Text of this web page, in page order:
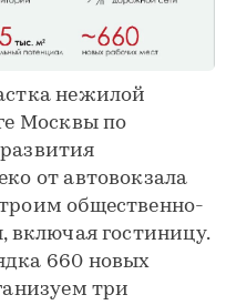
нежилой
Москвы по
от автовокзала
общественно-
включая гостиницу.
660 новых
три